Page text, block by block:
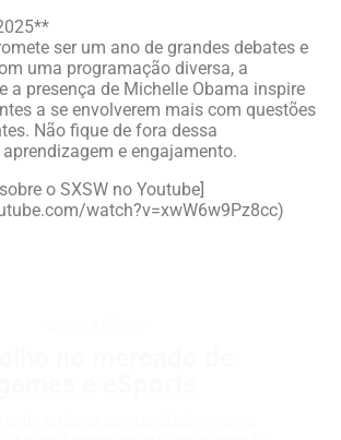
ser um ano de grandes debates e
uma programação diversa, a
a presença de Michelle Obama inspire
a se envolverem mais com questões
Não fique de fora dessa
e engajamento.
o SXSW no Youtube]
watch?v=xwW6w9Pz8cc)